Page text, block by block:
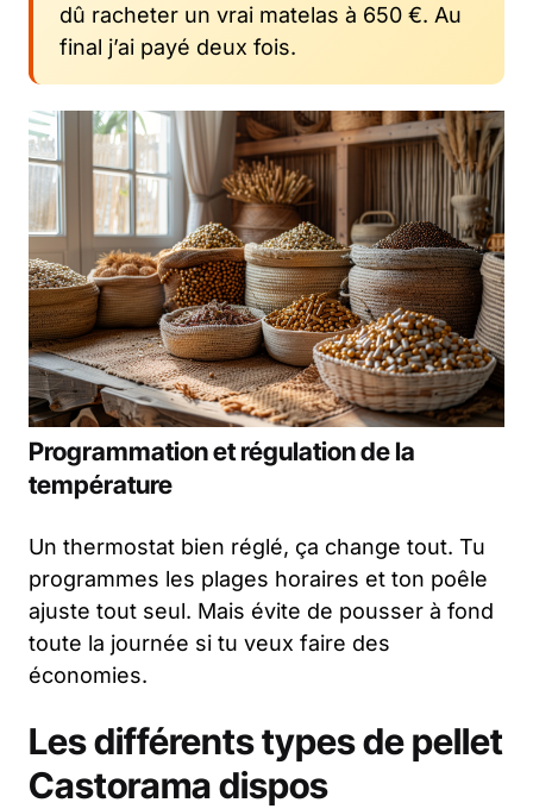
dû racheter un vrai matelas à 650 €. Au
final j’ai payé deux fois.
Programmation et régulation de la
température
Un thermostat bien réglé, ça change tout. Tu
programmes les plages horaires et ton poêle
ajuste tout seul. Mais évite de pousser à fond
toute la journée si tu veux faire des
économies.
Les différents types de pellet
Castorama dispos